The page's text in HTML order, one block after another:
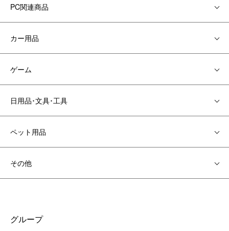
PC関連商品
カー用品
ゲーム
日用品･文具･工具
ペット用品
その他
グループ